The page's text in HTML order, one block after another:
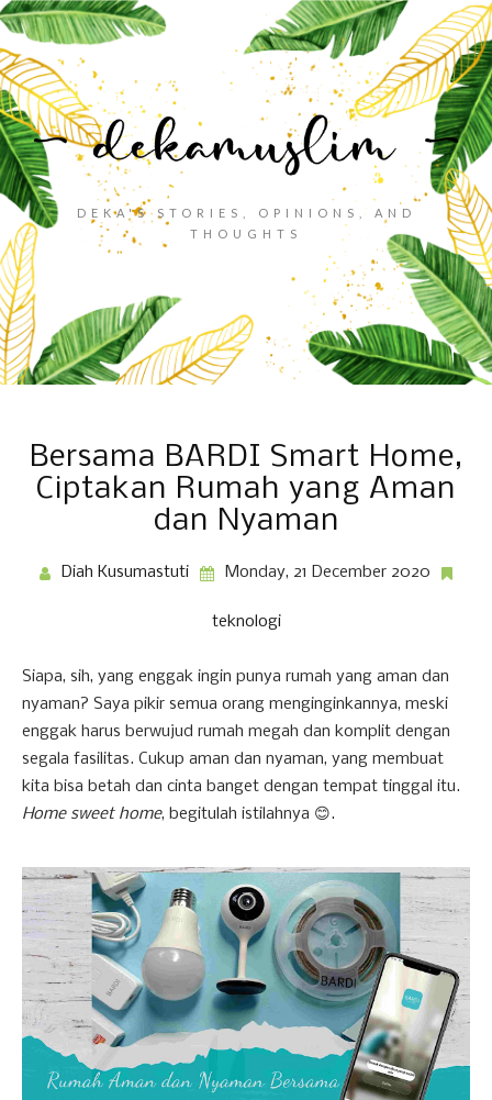
DEKA'S STORIES, OPINIONS, AND
THOUGHTS
Bersama BARDI Smart Home,
Ciptakan Rumah yang Aman
dan Nyaman
Diah Kusumastuti Monday, 21 December 2020
teknologi
Siapa, sih, yang enggak ingin punya rumah yang aman dan
nyaman? Saya pikir semua orang menginginkannya, meski
enggak harus berwujud rumah megah dan komplit dengan
segala fasilitas. Cukup aman dan nyaman, yang membuat
kita bisa betah dan cinta banget dengan tempat tinggal itu.
Home sweet home, begitulah istilahnya 😊.